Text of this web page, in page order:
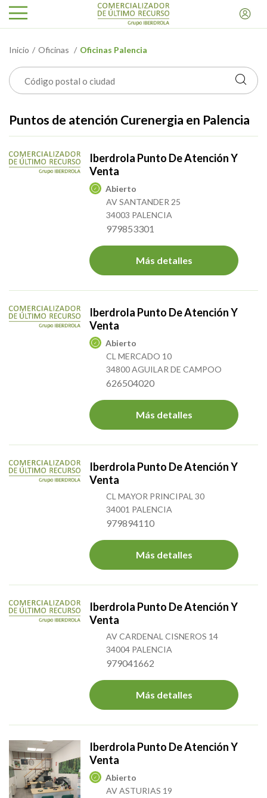
Inicio Oficinas Oficinas Palencia
Puntos de atención Curenergia en Palencia
Iberdrola Punto De Atención Y
Venta
Abierto
AV SANTANDER 25
34003 PALENCIA
979853301
Más detalles
Iberdrola Punto De Atención Y
Venta
Abierto
CL MERCADO 10
34800 AGUILAR DE CAMPOO
626504020
Más detalles
Iberdrola Punto De Atención Y
Venta
CL MAYOR PRINCIPAL 30
34001 PALENCIA
979894110
Más detalles
Iberdrola Punto De Atención Y
Venta
AV CARDENAL CISNEROS 14
34004 PALENCIA
979041662
Más detalles
Iberdrola Punto De Atención Y
Venta
Abierto
AV ASTURIAS 19